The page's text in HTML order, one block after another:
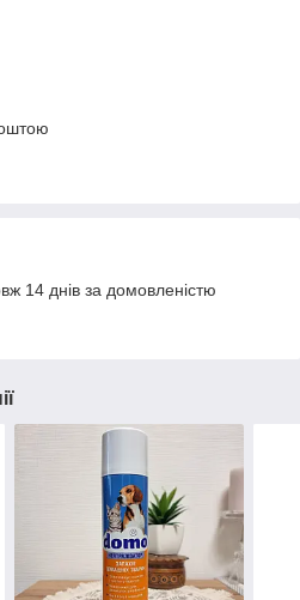
14 днів за домовленістю